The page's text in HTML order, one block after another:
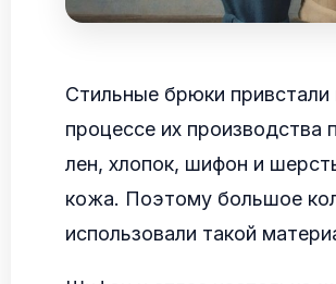
Стильные брюки
процессе их производства
лен, хлопок, шифон и
кожа. Поэтому большое
использовали такой